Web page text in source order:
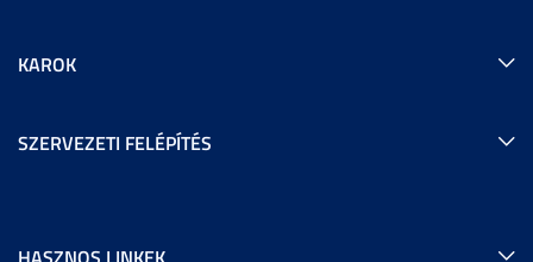
KAROK
SZERVEZETI FELÉPÍTÉS